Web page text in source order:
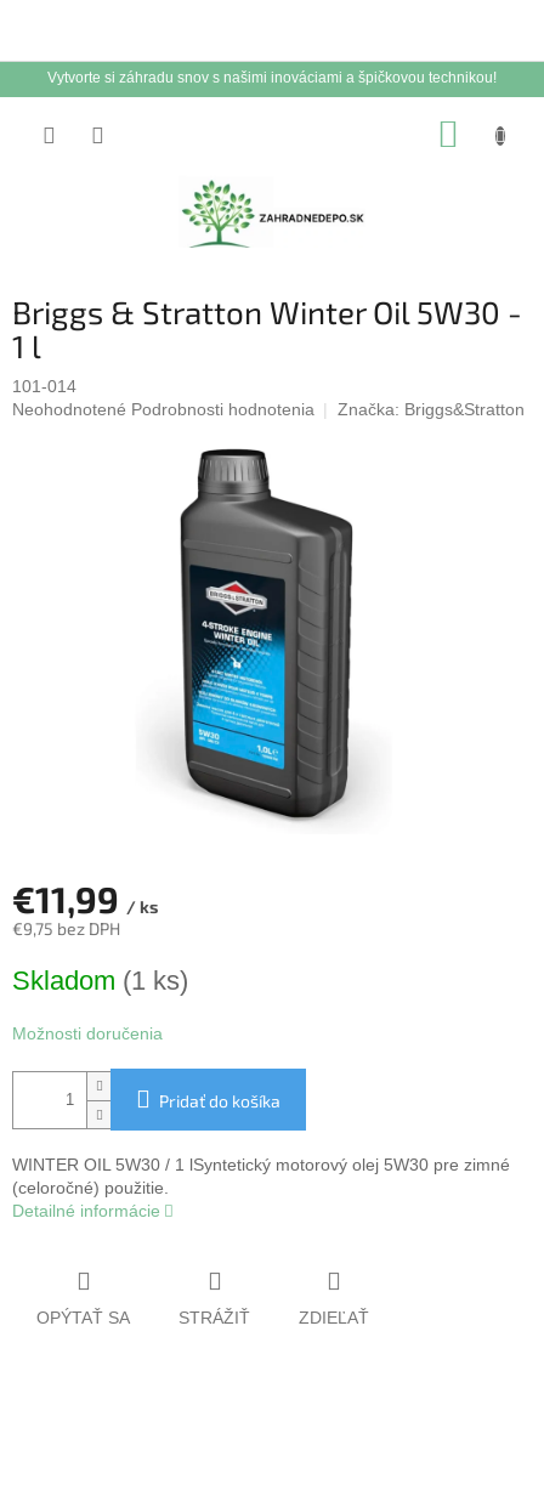
Vytvorte si záhradu snov s našimi inováciami a špičkovou technikou!
Briggs & Stratton Winter Oil 5W30 -
1 l
101-014
Priemerné
Neohodnotené Podrobnosti hodnotenia Značka: Briggs&Stratton
€11,99 / ks
€9,75 bez DPH
cena:
Skladom (1 ks)
Možnosti doručenia
Pridať do košíka
WINTER OIL 5W30 / 1 lSyntetický motorový olej 5W30 pre zimné
(celoročné) použitie.
Detailné informácie
OPÝTAŤ SA STRÁŽIŤ ZDIEĽAŤ